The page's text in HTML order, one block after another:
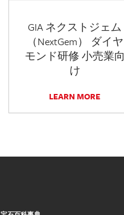
GIA ネクストジェム
（NextGem） ダイヤ
モンド研修 小売業向
け
LEARN MORE